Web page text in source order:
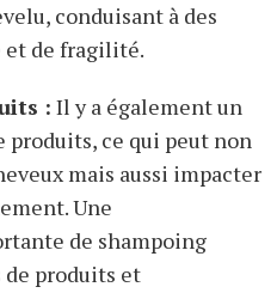
conduisant à des
et de fragilité.
: Il y a également un
produits, ce qui peut non
mais aussi impacter
Une
de shampoing
produits et